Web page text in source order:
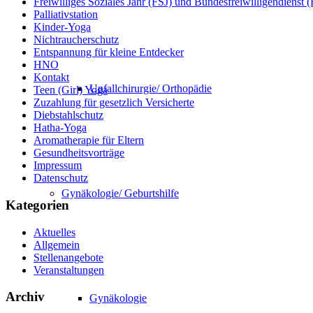
Unfallchirurgie/ Orthopädie
Gynäkologie/ Geburtshilfe
Gynäkologie
Palliativstation
Kinder-Yoga
Nichtraucherschutz
Entspannung für kleine Entdecker
HNO
Kontakt
Teen (Girl) Yoga
Zuzahlung für gesetzlich Versicherte
Diebstahlschutz
Hatha-Yoga
Aromatherapie für Eltern
Gesundheitsvorträge
Impressum
Datenschutz
Kategorien
Aktuelles
Allgemein
Stellenangebote
Veranstaltungen
Archiv